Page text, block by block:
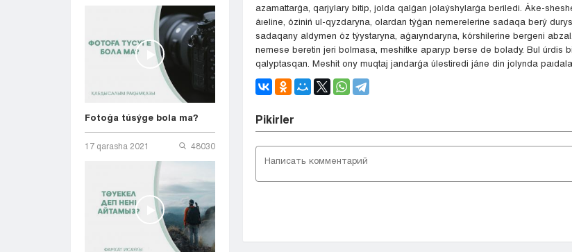
Fotoǵa túsýge bola ma?
17 qarasha 2021 48030
azamattarǵa, qarjylary bitip, jolda qalǵan jolaýshylarǵa beriledi. Áke-
áıeline, óziniń ul-qyzdaryna, olardan týǵan nemerelerine sadaqa berý
sadaqany aldymen óz týystaryna, aǵaıyndaryna, kórshilerine bergeni
nemese beretin jeri bolmasa, meshitke aparyp berse de bolady. Bul úrdis
qalyptasqan. Meshit ony muqtaj jandarǵa úlestiredi jáne din jolynda
Pіkіrler